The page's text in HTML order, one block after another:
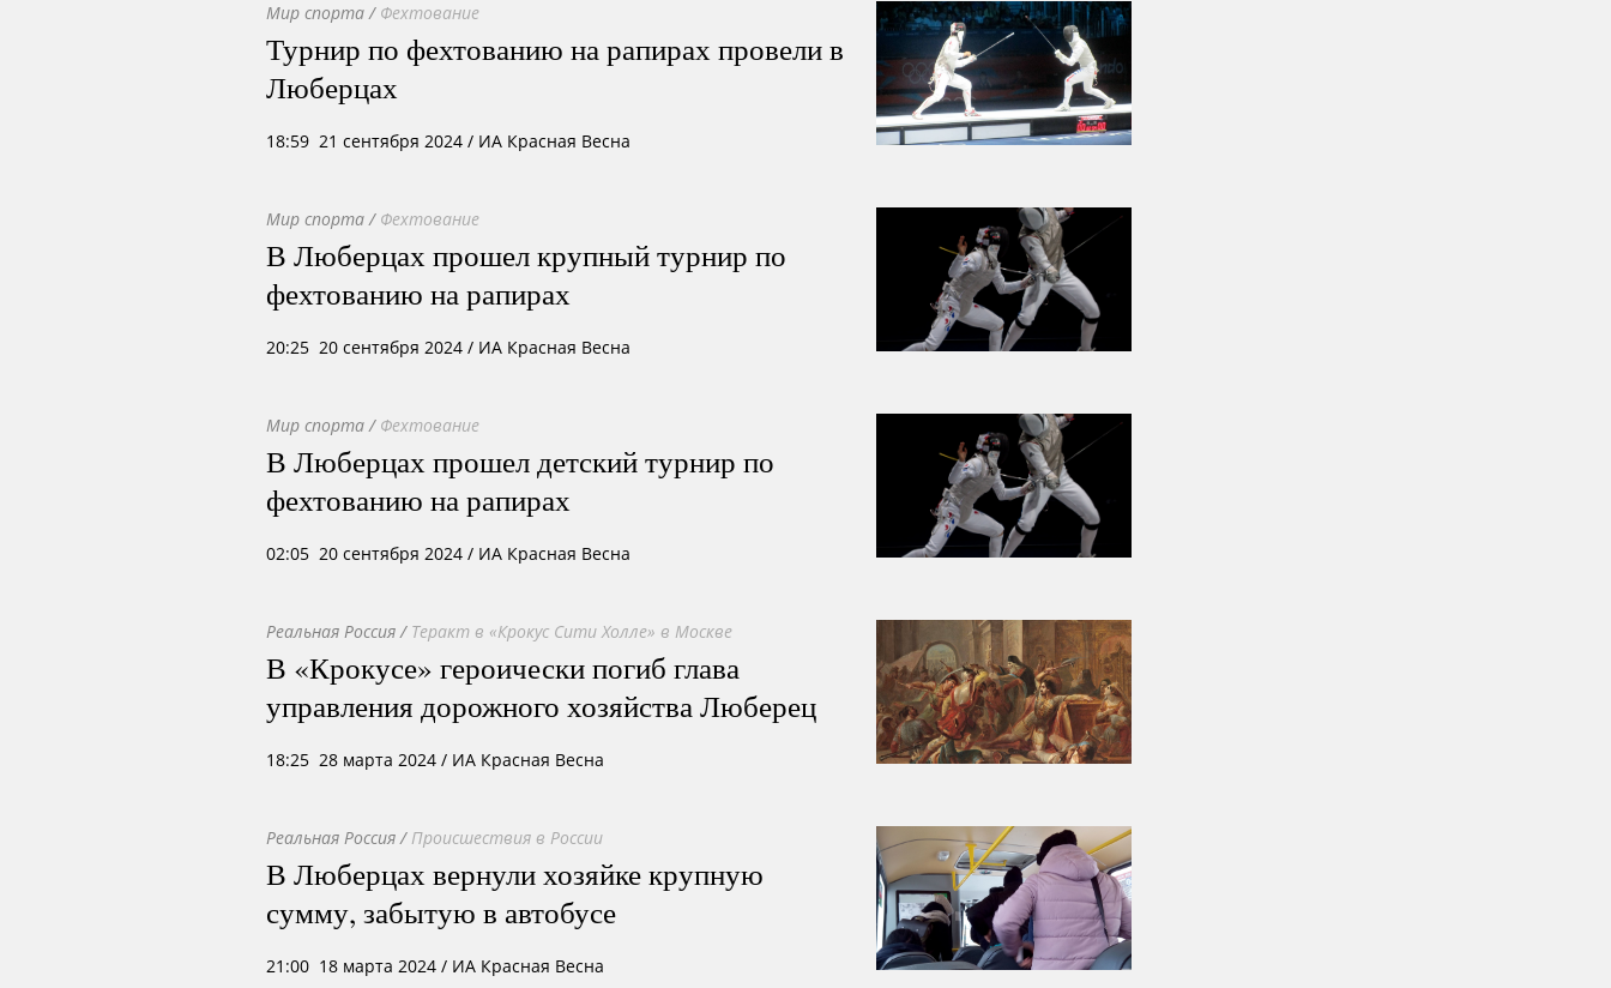
Мир спорта / Фехтование
Турнир по фехтованию на рапирах провели в
Люберцах
18:59 21 сентября 2024 / ИА Красная Весна
Мир спорта / Фехтование
В Люберцах прошел крупный турнир по
фехтованию на рапирах
20:25 20 сентября 2024 / ИА Красная Весна
Мир спорта / Фехтование
В Люберцах прошел детский турнир по
фехтованию на рапирах
02:05 20 сентября 2024 / ИА Красная Весна
Реальная Россия / Теракт в «Крокус Сити Холле» в Москве
В «Крокусе» героически погиб глава
управления дорожного хозяйства Люберец
18:25 28 марта 2024 / ИА Красная Весна
Реальная Россия / Происшествия в России
В Люберцах вернули хозяйке крупную
сумму, забытую в автобусе
21:00 18 марта 2024 / ИА Красная Весна